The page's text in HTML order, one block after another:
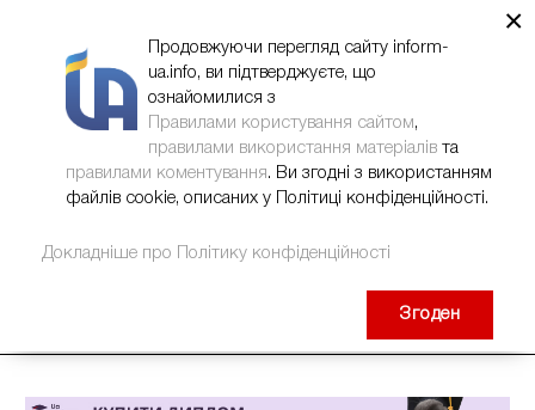
×
Продовжуючи перегляд сайту inform-
ua.info, ви підтверджуєте, що
ознайомилися з
Правилами користування сайтом,
правилами використання матеріалів та
правилами коментування. Ви згодні з використанням
файлів cookie, описаних у Політиці конфіденційності.
Докладніше про Політику конфіденційності
Згоден